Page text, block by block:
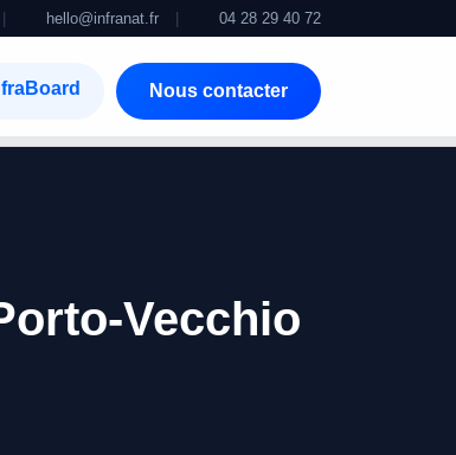
hello@infranat.fr 04 28 29 40 72
Nous contacter
Vecchio